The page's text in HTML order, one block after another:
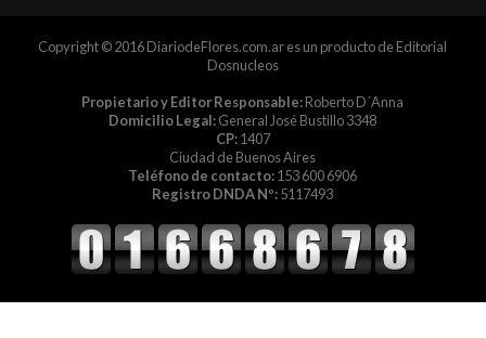
Copyright © 2016 DiariodeFlores.com.ar es un producto de Editorial
Dosnucleos
Propietario y Editor Responsable:Roberto D´Anna
Domicilio Legal:General José Bustillo 3348
CP:1407
Ciudad de Buenos Aires
Teléfono de contacto:153 600 6906
Registro DNDA Nº:5117493